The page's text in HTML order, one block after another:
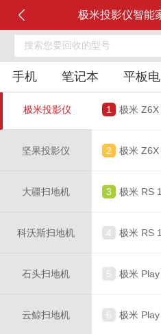
极米投影仪智能
手机 笔记本 平板
极米投影仪
坚果投影仪
大疆扫地机
科沃斯扫地机
石头扫地机
云鲸扫地机
1 极米
2 极米
3 极米 RS
4 极米 RS
5 极米
6 极米